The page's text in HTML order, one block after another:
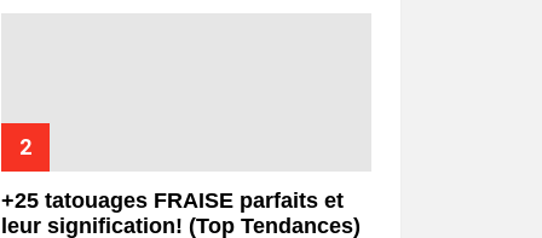
+25 tatouages ​​FRAISE parfaits et
leur signification! (Top Tendances)